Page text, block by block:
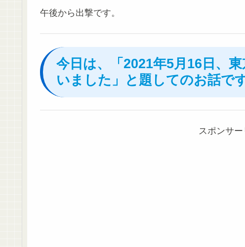
午後から出撃です。
今日は、「2021年5月16日、
いました」と題してのお話です
スポンサー